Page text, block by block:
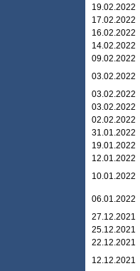
19.02.2022
17.02.2022
16.02.2022
14.02.2022
09.02.2022
03.02.2022
03.02.2022
03.02.2022
02.02.2022
31.01.2022
19.01.2022
12.01.2022
10.01.2022
06.01.2022
27.12.2021
25.12.2021
22.12.2021
12.12.2021